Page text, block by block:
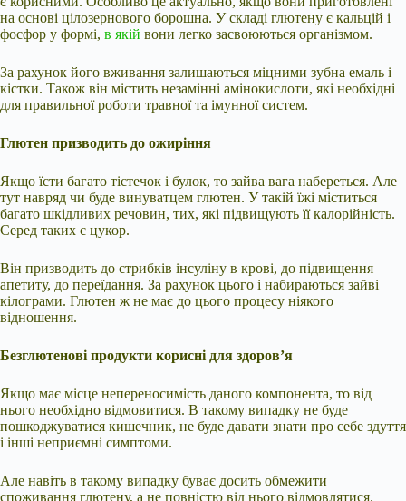
на основі цілозернового борошна. У складі глютену є кальцій і
фосфор у формі, в якій вони легко засвоюються організмом.
За рахунок його вживання залишаються міцними зубна емаль і
кістки. Також він містить незамінні амінокислоти, які необхідні
для правильної роботи травної та імунної систем.
Глютен призводить до ожиріння
Якщо їсти багато тістечок і булок, то зайва вага набереться. Але
тут навряд чи буде винуватцем глютен. У такій їжі міститься
багато шкідливих речовин, тих, які підвищують її калорійність.
Серед таких є цукор.
Він призводить до стрибків інсуліну в крові, до підвищення
апетиту, до переїдання. За рахунок цього і набираються зайві
кілограми. Глютен ж не має до цього процесу ніякого
відношення.
Безглютенові продукти корисні для здоров’я
Якщо має місце непереносимість даного компонента, то від
нього необхідно відмовитися. В такому випадку не буде
пошкоджуватися кишечник, не буде давати знати про себе здуття
і інші неприємні симптоми.
Але навіть в такому випадку буває досить обмежити
споживання глютену, а не повністю від нього відмовлятися.